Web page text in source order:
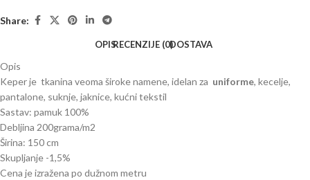
Share:
OPISRECENZIJE (0)DOSTAVA
Opis
Keper je tkanina veoma široke namene, idelan za uniforme, kecelje,
pantalone, suknje, jaknice, kućni tekstil
Sastav: pamuk 100%
Debljina 200grama/m2
Širina: 150 cm
Skupljanje -1,5%
Cena je izražena po dužnom metru